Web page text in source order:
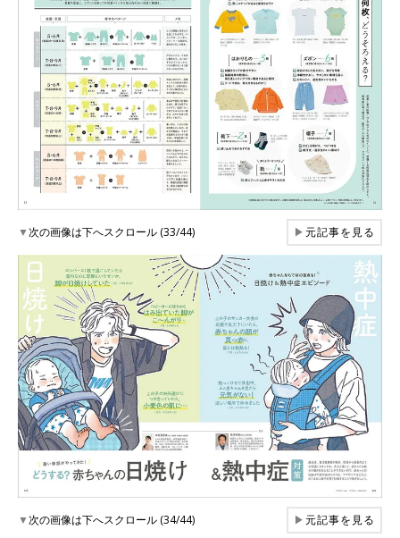
▼次の画像は下へスクロール (33/44) ▶元記事を見る
▼次の画像は下へスクロール (34/44) ▶元記事を見る